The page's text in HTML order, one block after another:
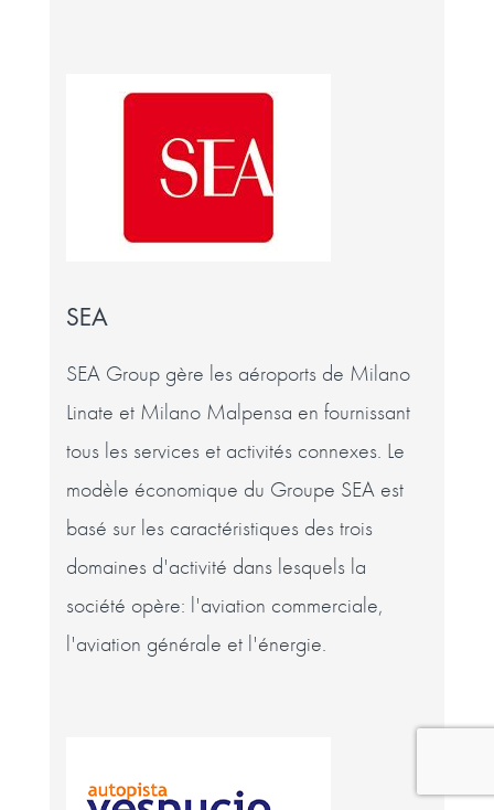
SEA
SEA Group gère les aéroports de Milano
Linate et Milano Malpensa en fournissant
tous les services et activités connexes. Le
modèle économique du Groupe SEA est
basé sur les caractéristiques des trois
domaines d'activité dans lesquels la
société opère: l'aviation commerciale,
l'aviation générale et l'énergie.